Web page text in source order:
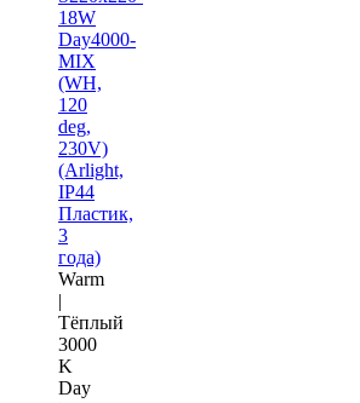
18W
Day4000-
MIX
(WH,
120
deg,
230V)
(Arlight,
IP44
Пластик,
3
года)
Warm
|
Тёплый
3000
K
Day